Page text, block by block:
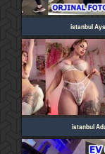
istanbul
istanbul